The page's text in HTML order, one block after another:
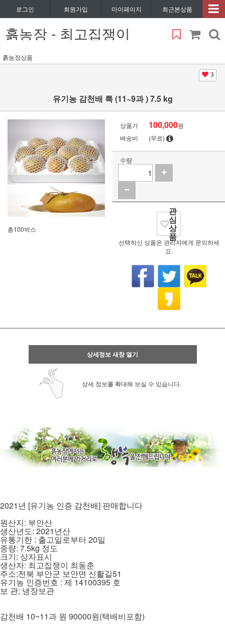
로그인 회원가입 마이페이지 최근본상품
흙농장 - 최고집쟁이
흙농장상품
3
유기농 감천배 특 (11~9과 ) 7.5 kg
총100박스
상품가 100,000원
배송비
(무료)
수량
관
심
상
품
선택하신 상품은 관리자에게 문의하세
요.
상세정보 새창 열기
상세 정보를 확대해 보실 수 있습니다.
2021년 [유기농 인증 감천배] 판매합니다
원산지: 부안산
생산년도: 2021년산
유통기한 : 출고일로부터 20일
중량: 7.5kg 정도
크기: 상자표시
생산자: 최고집쟁이 최동춘
주소;전북 부안군 보안면 신활길51
유기농 인증번호 : 제 14100395 호
보 관; 냉장보관
감천배 10~11과 원 90000원(택배비포함)